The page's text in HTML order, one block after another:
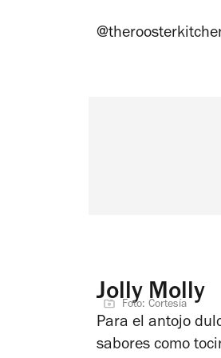
Jolly Molly
Foto: Cortesía
Para el antojo
sabores como